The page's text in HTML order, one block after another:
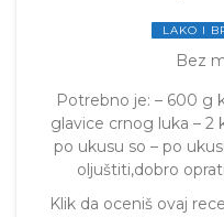
LAKO I
Bez
Potrebno je: – 600 g
glavice crnog luka – 2
po ukusu so – po
oljuštiti,dobro
Klik da oceniš ovaj